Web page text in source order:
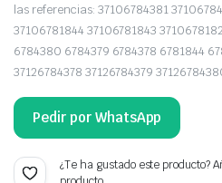
las referencias: 37106784381
37106781844 37106781843
6784380 6784379 6784378 6781844
37126784378 37126784379
Pedir por WhatsApp
¿Te ha gustado este producto?